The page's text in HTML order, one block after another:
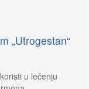
„Utrogestan“
u lečenju